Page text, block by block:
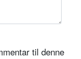
til denne